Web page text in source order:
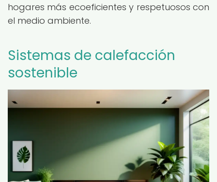
hogares más ecoeficientes y respetuosos con
el medio ambiente.
Sistemas de calefacción
sostenible